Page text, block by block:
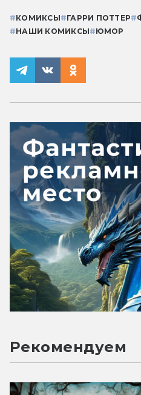
#КОМИКСЫ#ГАРРИ ПОТТЕР#
#НАШИ КОМИКСЫ#ЮМОР
Рекомендуем